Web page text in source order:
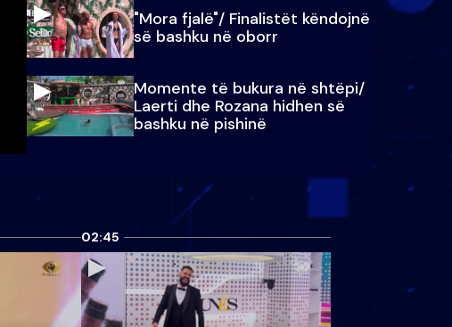
"Mora fjalë"/ Finalistët këndojnë
së bashku në oborr
Momente të bukura në shtëpi/
Laerti dhe Rozana hidhen së
bashku në pishinë
02:45